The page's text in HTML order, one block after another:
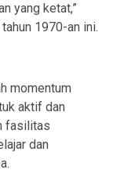
yang ketat,”
1970-an ini.
momentum
aktif dan
fasilitas
dan